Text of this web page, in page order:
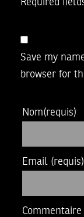
Required
Save my
browser for
Nom(requis)
Email (requis)
Commentaire